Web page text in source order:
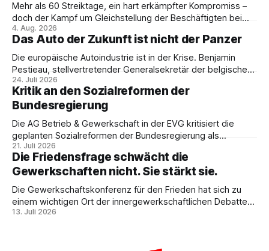
Mehr als 60 Streiktage, ein hart erkämpfter Kompromiss –
doch der Kampf um Gleichstellung der Beschäftigten bei
den Vivantes-Töchtern geht weiter. Im Gespräch mit Julia-
C. Stange zieht Nicodem Tomkowiak Bilanz des
Erzwingungsstreiks und formuliert klare Erwartungen an die
Politik.
4. Aug. 2026
Das Auto der Zukunft ist nicht der Panzer
Die europäische Autoindustrie ist in der Krise. Benjamin
Pestieau, stellvertretender Generalsekretär der belgischen
PTB, zeigt, warum das kein technisches Schicksal ist – und
weshalb die Antwort nicht Aufrüstung, sondern eine
demokratische Industriepolitik im Interesse der
Beschäftigten sein muss.
24. Juli 2026
Kritik an den Sozialreformen der
Bundesregierung
Die AG Betrieb & Gewerkschaft in der EVG kritisiert die
geplanten Sozialreformen der Bundesregierung als
Belastung für Beschäftigte und Sozialstaat. In ihrer
Stellungnahme fordert sie Umverteilung, Investitionen und
gemeinsamen gewerkschaftlichen Widerstand gegen
Sozialabbau.
21. Juli 2026
Die Friedensfrage schwächt die
Gewerkschaften nicht. Sie stärkt sie.
Die Gewerkschaftskonferenz für den Frieden hat sich zu
einem wichtigen Ort der innergewerkschaftlichen Debatte
entwickelt. Ulrike Eifler erklärt, warum Friedenspolitik und
13. Juli 2026